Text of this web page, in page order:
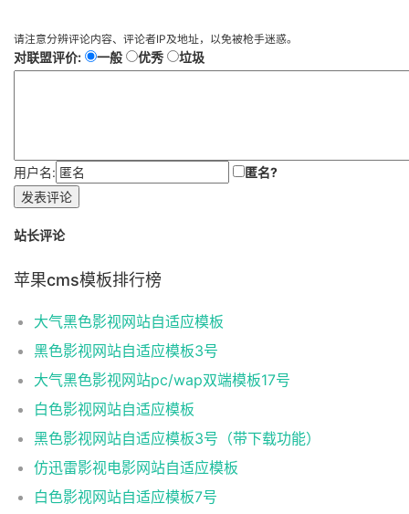
请注意分辨评论内容、评论者IP及地址，以免被枪手迷惑。
对联盟评价: 一般 优秀 垃圾
用户名:
匿名?
发表评论
站长评论
苹果cms模板排行榜
大气黑色影视网站自适应模板
黑色影视网站自适应模板3号
大气黑色影视网站pc/wap双端模板17号
白色影视网站自适应模板
黑色影视网站自适应模板3号（带下载功能）
仿迅雷影视电影网站自适应模板
白色影视网站自适应模板7号